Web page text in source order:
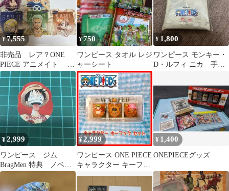
¥7,555
非売品 レア？ONE
PIECE アニメイト パ
ズル型ステッカー 5枚
セット
¥750
ワンピース タオル レジ
ャーシート
¥1,800
ワンピース モンキー・
D・ルフィ ニカ 手配
素 ノベルティ
¥2,999
ワンピース ジム
BragMen 特典 ノベル
ティ ステッカー シ
ール ルフィ
¥2,999
ワンピース ONE PIECE
キャラクター キーフッ
ク チョッパー ルフィー
¥ 1,400
ONEPIECEグッズ